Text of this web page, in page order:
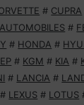
# CUPRA
#
# HONDA #
# KGM # KIA #
# LANCIA #
# LEXUS # LOTUS